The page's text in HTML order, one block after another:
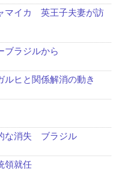
マイカ 英王子夫妻が訪
ブラジルから
ヒと関係解消の動き
な消失 ブラジル
領就任